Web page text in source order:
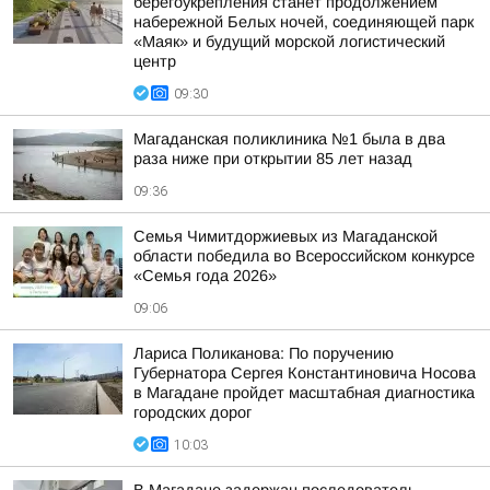
набережной Белых ночей, соединяющей парк
«Маяк» и будущий морской логистический
центр
09:30
Магаданская поликлиника №1 была в два
раза ниже при открытии 85 лет назад
09:36
Семья Чимитдоржиевых из Магаданской
области победила во Всероссийском конкурсе
«Семья года 2026»
09:06
Лариса Поликанова: По поручению
Губернатора Сергея Константиновича Носова
в Магадане пройдет масштабная диагностика
городских дорог
10:03